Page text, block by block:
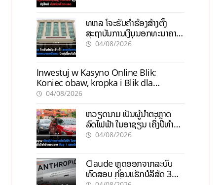
ທຫລ ໂຈະຮັບຄຳຮ້ອງສ້າງຕັ້ງ
ສະຖາບັນການເງິນນອກທະນາຄານ
ຊົ່ວຄາວ ປັບປຸງເງື່ອນໄຂໃໝ່
04/08/2026
Inwestuj w Kasyno Online Blik:
Koniec obaw, kropka i Blik dla
pewności
04/08/2026
ຫວຽດນາມ ເປັນຜູ້ນຳຕະຫຼາດ
ລົດໄຟຟ້າ ໃນອາຊຽນ ເຄິ່ງປີທຳອິດ
ຍອດຂາຍບັນລຸ 1 ແສນຄັນ
04/08/2026
Claude ຫຼຸດອອກຈາກລະບົບ
ທົດສອບ ກ່ອນແຮັກບໍລິສັດ 3